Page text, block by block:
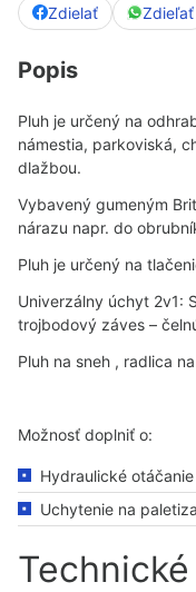
Zdielať Zdieľať
Popis
Pluh je určený na
námestia, parkoviská,
dlažbou.
Vybavený gumeným
nárazu napr. do
Pluh je určený na
Univerzálny úchyt 2v1:
trojbodový záves –
Pluh na sneh , radlica
Možnosť doplniť o:
Hydraulické
Uchytenie na